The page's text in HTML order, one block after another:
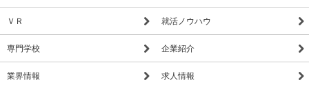
ＶＲ 就活ノウハウ
専門学校 企業紹介
業界情報 求人情報